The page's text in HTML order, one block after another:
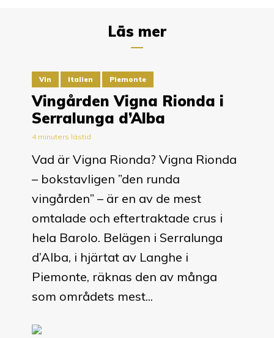
Läs mer
Vin Italien Piemonte
Vingården Vigna Rionda i
Serralunga d’Alba
4 minuters lästid
Vad är Vigna Rionda? Vigna Rionda
– bokstavligen ”den runda
vingården” – är en av de mest
omtalade och eftertraktade crus i
hela Barolo. Belägen i Serralunga
d’Alba, i hjärtat av Langhe i
Piemonte, räknas den av många
som områdets mest...